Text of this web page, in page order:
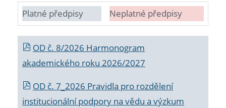
Platné předpisy Neplatné předpisy
OD č. 8/2026 Harmonogram
akademického roku 2026/2027
OD č. 7_2026 Pravidla pro rozdělení
institucionální podpory na vědu a výzkum